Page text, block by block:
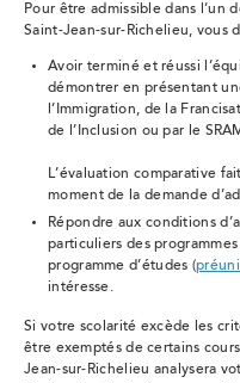
Pour être admissible dans l’un
Saint-Jean-sur-Richelieu, vous
Avoir terminé et réussi
démontrer en présentant
l’Immigration, de la
de l’Inclusion ou par le
L’évaluation comparative
moment de la demande
Répondre aux conditions
particuliers des
programme d’études (
intéresse.
Si votre scolarité excède les
être exemptés de certains
Jean-sur-Richelieu analysera